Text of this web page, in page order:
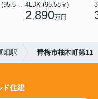
4LDK＋S(納戸) (95.58㎡) 4LDK (95.58㎡)
2,890万円
畑駅 青梅市柚木町第11
ド住建